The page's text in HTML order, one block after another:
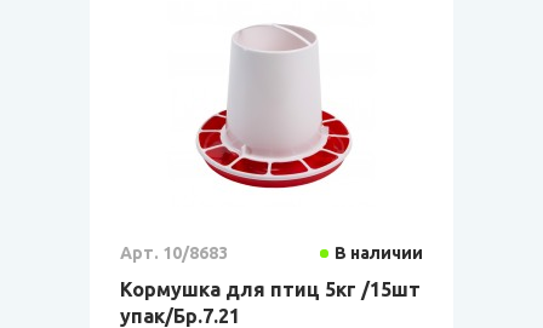
Арт. 10/8683 В наличии
Кормушка для птиц 5кг /15шт
упак/Бр.7.21